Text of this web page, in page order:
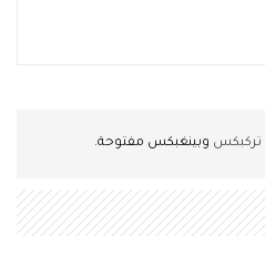
تركبكس وبينغبكس مفتوحة.